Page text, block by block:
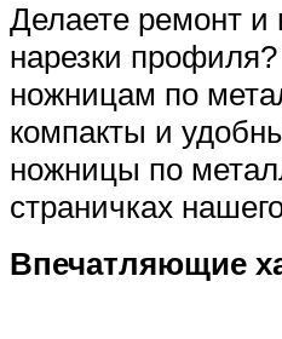
Делаете ремонт
нарезки
ножницам по
компакты и
ножницы по
страничках
Впечатляющие